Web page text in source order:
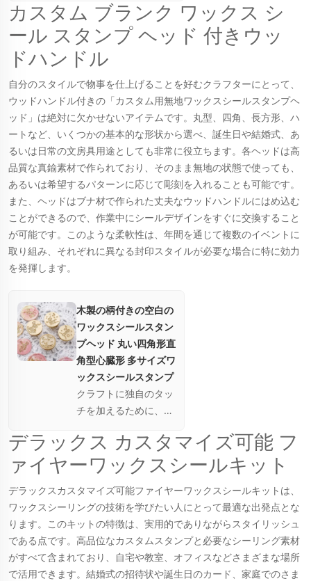
クな一面を発揮しまし
ょう。プロジェクトに
パーソナライズされた
タッチを加えるのに理
想的です。ヘナアー
ト、スクラップブッキ
ング、カード作りな
ど、様々な用途に最適
です。
カスタム ブランク ワックス シ
ール スタンプ ヘッド 付きウッ
ドハンドル
自分のスタイルで物事を仕上げることを好むクラフターにとって、
ウッドハンドル付きの「カスタム用無地ワックスシールスタンプヘ
ッド」は絶対に欠かせないアイテムです。丸型、四角、長方形、ハ
ートなど、いくつかの基本的な形状から選べ、誕生日や結婚式、あ
るいは日常の文房具用途としても非常に役立ちます。各ヘッドは高
品質な真鍮素材で作られており、そのまま無地の状態で使っても、
あるいは希望するパターンに応じて彫刻を入れることも可能です。
また、ヘッドはブナ材で作られた丈夫なウッドハンドルにはめ込む
ことができるので、作業中にシールデザインをすぐに交換すること
が可能です。このような柔軟性は、年間を通じて複数のイベントに
取り組み、それぞれに異なる封印スタイルが必要な場合に特に効力
を発揮します。
木製の柄付きの空白の
ワックスシールスタン
プヘッド 丸い四角形直
角型心臓形 多サイズワ
ックスシールスタンプ
クラフトに独自のタッ
チを加えるために、高
ヘッドをご利用くださ
い。カスタマイズ可能
な形状とサイズで、デ
ザインを簡単に変更で
き、さまざまなクリエ
イティブプロジェクト
に最適です。
デラックス カスタマイズ可能 フ
ァイヤーワックスシールキット
デラックスカスタマイズ可能ファイヤーワックスシールキットは、
ワックスシーリングの技術を学びたい人にとって最適な出発点とな
ります。このキットの特徴は、実用的でありながらスタイリッシュ
である点です。高品位なカスタムスタンプと必要なシーリング素材
がすべて含まれており、自宅や教室、オフィスなどさまざまな場所
で活用できます。結婚式の招待状や誕生日のカード、家庭でのさま